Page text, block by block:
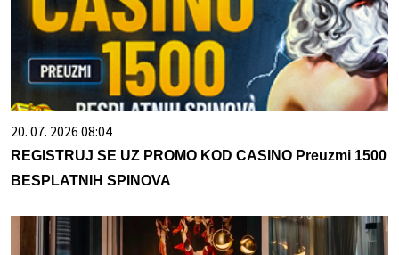
20. 07. 2026 08:04
REGISTRUJ SE UZ PROMO KOD CASINO Preuzmi 1500
BESPLATNIH SPINOVA